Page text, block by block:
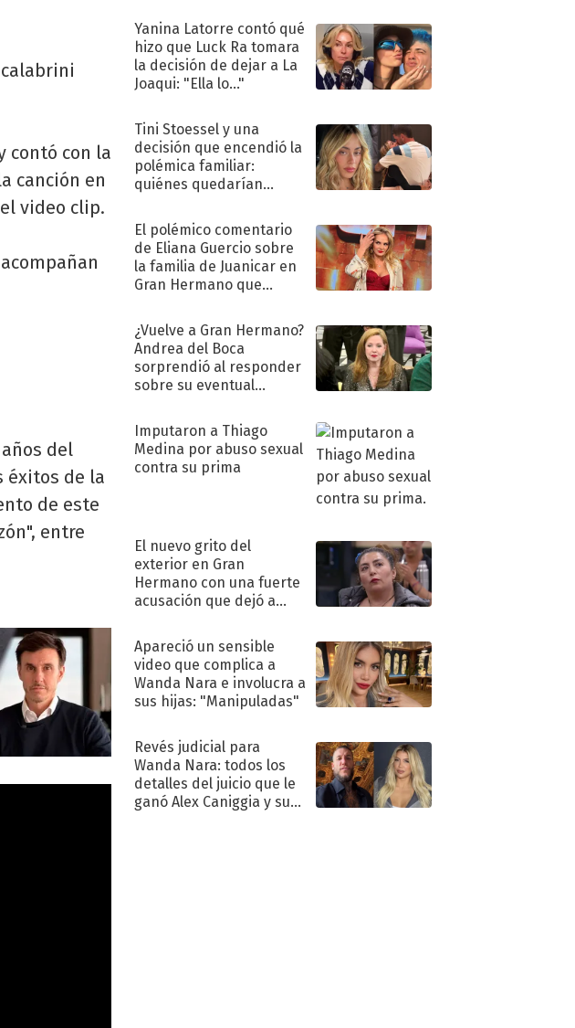
contó con la
canción en
video clip.
del
éxitos de la
de este
entre
Yanina Latorre contó qué
hizo que Luck Ra tomara
la decisión de dejar a La
Joaqui: "Ella lo..."
Tini Stoessel y una
decisión que encendió la
polémica familiar:
quiénes quedarían
El polémico comentario
de Eliana Guercio sobre
la familia de Juanicar en
Gran Hermano que
¿Vuelve a Gran Hermano?
Andrea del Boca
sorprendió al responder
sobre su eventual
Imputaron a Thiago
Medina por abuso sexual
contra su prima
El nuevo grito del
exterior en Gran
Hermano con una fuerte
acusación que dejó a
"Traidora"
Apareció un sensible
video que complica a
Wanda Nara e involucra a
sus hijas: "Manipuladas"
Revés judicial para
Wanda Nara: todos los
detalles del juicio que le
ganó Alex Caniggia y sus